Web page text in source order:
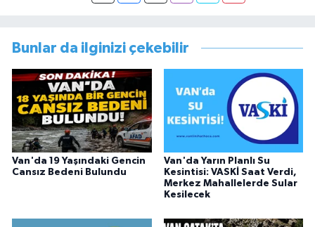
görevi dönüşü Van Sosyal Hizmetler İl
görevini yürütürken istifa edip sosyal medyayı
tercih etmiştir.
Bunlar da ilginizi çekebilir
Van'da 19 Yaşındaki Gencin
Cansız Bedeni Bulundu
Van'da Yarın Planlı Su
Kesintisi: VASKİ Saat Verdi,
Merkez Mahallelerde Sular
Kesilecek